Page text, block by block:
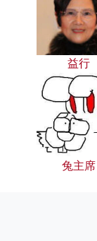
益行
兔主席